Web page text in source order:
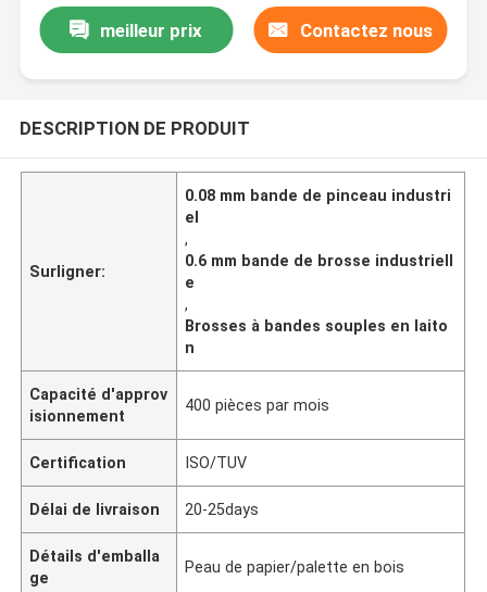
meilleur prix Contactez nous
DESCRIPTION DE PRODUIT
Surligner:
0.08 mm bande de pinceau industri
el
,
0.6 mm bande de brosse industriell
e
,
Brosses à bandes souples en laito
n
Capacité d'approv
isionnement
400 pièces par mois
Certification ISO/TUV
Délai de livraison 20-25days
Détails d'emballa
ge
Peau de papier/palette en bois